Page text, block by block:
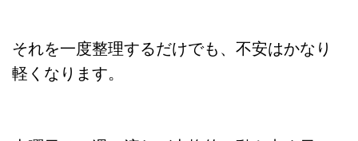
それを一度整理するだけでも、不安はかなり
軽くなります。